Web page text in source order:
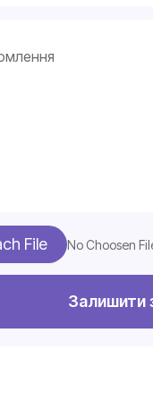
File No Choosen
Залишити